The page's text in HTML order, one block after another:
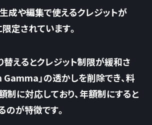
成や編集で使えるクレジットが
定されています。
替えるとクレジット制限が緩和さ
」の透かしを削除でき、料
制に対応しており、年額制にすると
のが特徴です。